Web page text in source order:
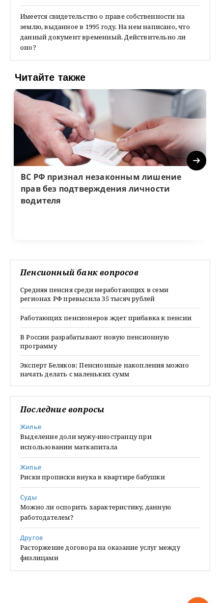
Имеется свидетельство о праве собственности на
землю, выданное в 1995 году. На нем написано, что
данный документ временный. Действительно ли
оно?
Читайте также
ВС РФ признал незаконным лишение
прав без подтверждения личности
водителя
Next
Пенсионный банк вопросов
Средняя пенсия среди неработающих в семи
регионах РФ превысила 35 тысяч рублей
Работающих пенсионеров ждет прибавка к пенсии
В России разрабатывают новую пенсионную
программу
Эксперт Беляков: Пенсионные накопления можно
начать делать с маленьких сумм
Последние вопросы
Жилье
Выделение доли мужу-иностранцу при
использовании маткапитала
Жилье
Риски прописки внука в квартире бабушки
Суды
Можно ли оспорить характеристику, данную
работодателем?
Другое
Расторжение договора на оказание услуг между
физлицами